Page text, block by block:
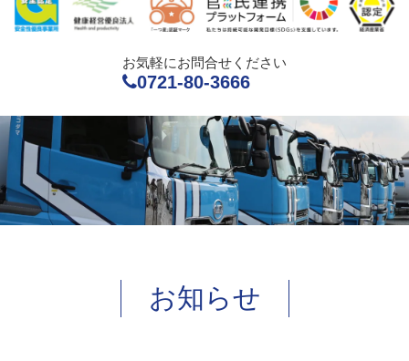
お気軽にお問合せください
0721-80-3666
お知らせ